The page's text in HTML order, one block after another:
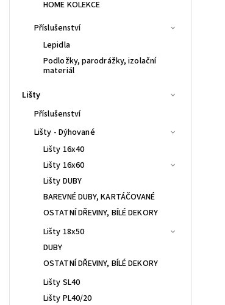
HOME KOLEKCE
Příslušenství
Lepidla
Podložky, parodrážky, izolační
materiál
Lišty
Příslušenství
Lišty - Dýhované
Lišty 16x40
Lišty 16x60
Lišty DUBY
BAREVNÉ DUBY, KARTÁČOVANÉ
OSTATNÍ DŘEVINY, BÍLÉ DEKORY
Lišty 18x50
DUBY
OSTATNÍ DŘEVINY, BÍLÉ DEKORY
Lišty SL40
Lišty PL40/20